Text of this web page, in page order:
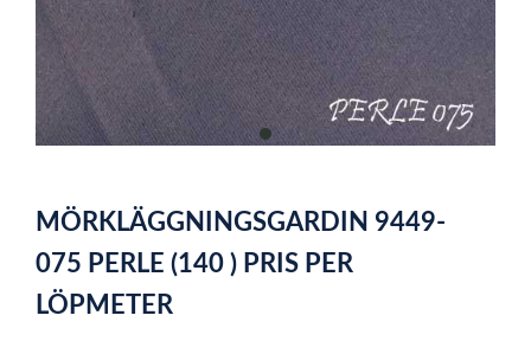
item
of
1
MÖRKLÄGGNINGSGARDIN 9449-
075 PERLE (140 ) PRIS PER
LÖPMETER